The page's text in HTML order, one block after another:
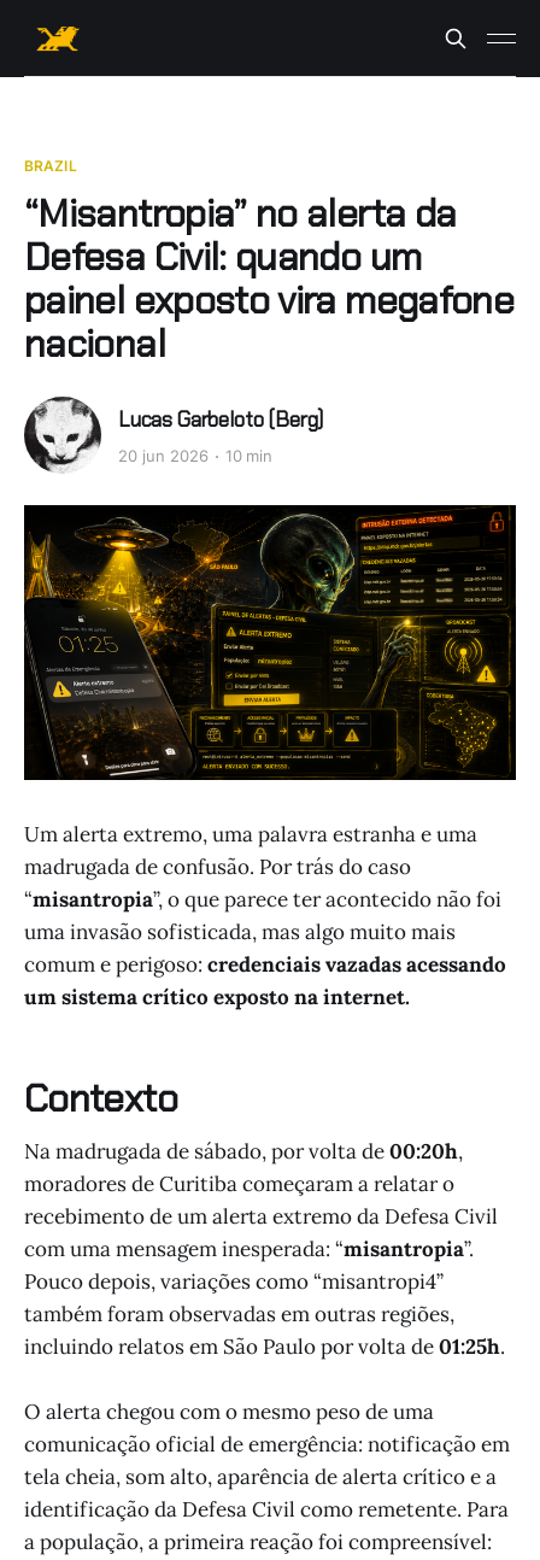
BRAZIL
“Misantropia” no alerta da
Defesa Civil: quando um
painel exposto vira megafone
nacional
Lucas Garbeloto (Berg)
20 jun 2026 10 min
Um alerta extremo, uma palavra estranha e uma
madrugada de confusão. Por trás do caso
“misantropia”, o que parece ter acontecido não foi
uma invasão sofisticada, mas algo muito mais
comum e perigoso: credenciais vazadas acessando
um sistema crítico exposto na internet.
Contexto
Na madrugada de sábado, por volta de00:20h,
moradores de Curitiba começaram a relatar o
recebimento de um alerta extremo da Defesa Civil
com uma mensagem inesperada: “misantropia”.
Pouco depois, variações como “misantropi4”
também foram observadas em outras regiões,
incluindo relatos em São Paulo por volta de01:25h.
O alerta chegou com o mesmo peso de uma
comunicação oficial de emergência: notificação em
tela cheia, som alto, aparência de alerta crítico e a
identificação da Defesa Civil como remetente. Para
a população, a primeira reação foi compreensível: